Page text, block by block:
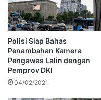
Polisi Siap Bahas
Penambahan Kamera
Pengawas Lalin dengan
Pemprov DKI
04/02/2021